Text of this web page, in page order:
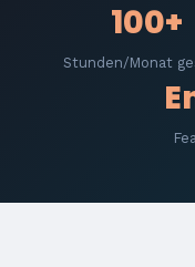
100+
Stunden/Monat